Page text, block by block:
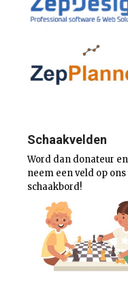
Schaakvelden
Word dan donateur en
neem een veld op ons
schaakbord!